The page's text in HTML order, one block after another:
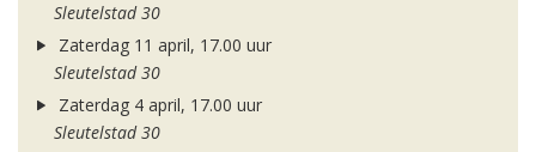
Sleutelstad 30
Zaterdag 11 april, 17.00 uur
Sleutelstad 30
Zaterdag 4 april, 17.00 uur
Sleutelstad 30